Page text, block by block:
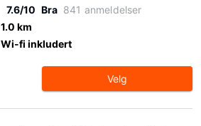
7.6/10 Bra 841 anmeldelser
1.0 km
Wi-fi inkludert
Velg